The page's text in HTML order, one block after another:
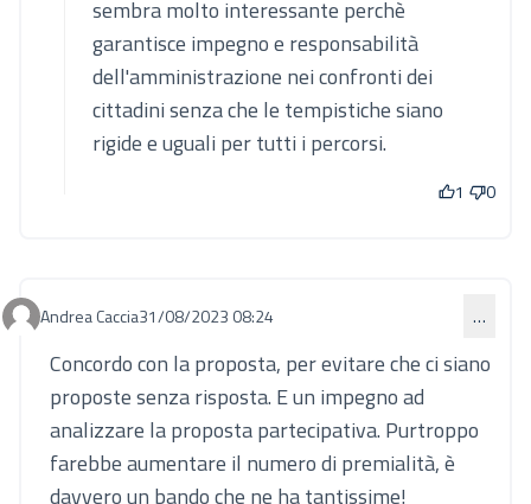
sembra molto interessante perchè
garantisce impegno e responsabilità
dell'amministrazione nei confronti dei
cittadini senza che le tempistiche siano
rigide e uguali per tutti i percorsi.
1 0
Commento 833
Andrea Caccia31/08/2023 08:24 …
Concordo con la proposta, per evitare che ci siano
proposte senza risposta. E un impegno ad
analizzare la proposta partecipativa. Purtroppo
farebbe aumentare il numero di premialità, è
davvero un bando che ne ha tantissime!